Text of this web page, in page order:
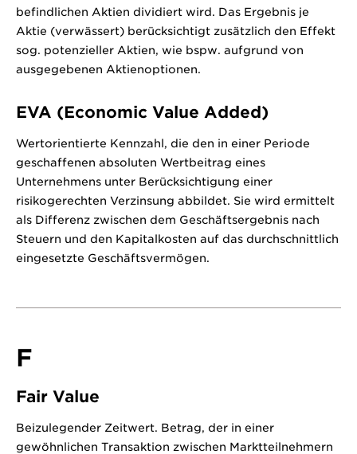
befindlichen Aktien dividiert wird. Das Ergebnis je
Aktie (verwässert) berücksichtigt zusätzlich den Effekt
sog. potenzieller Aktien, wie bspw. aufgrund von
ausgegebenen Aktienoptionen.
EVA (Economic Value Added)
Wertorientierte Kennzahl, die den in einer Periode
geschaffenen absoluten Wertbeitrag eines
Unternehmens unter Berücksichtigung einer
risikogerechten Verzinsung abbildet. Sie wird ermittelt
als Differenz zwischen dem Geschäftsergebnis nach
Steuern und den Kapitalkosten auf das durchschnittlich
eingesetzte Geschäftsvermögen.
F
Fair Value
Beizulegender Zeitwert. Betrag, der in einer
gewöhnlichen Transaktion zwischen Marktteilnehmern